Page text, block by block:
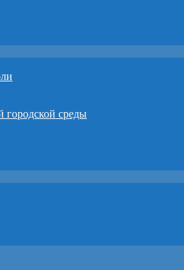
городской среды